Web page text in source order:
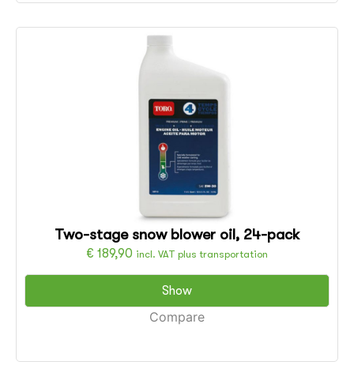
Two-stage snow blower oil, 24-pack
€ 189,90 incl. VAT plus transportation
Show
Compare